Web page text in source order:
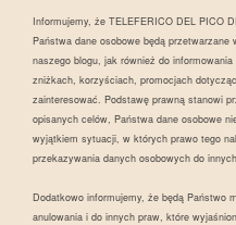
Informujemy, że TELEFERICO DEL PICO
Państwa dane osobowe będą
naszego blogu, jak również do
zniżkach, korzyściach, promocjach
zainteresować. Podstawę prawną stanowi
opisanych celów, Państwa dane osobowe
wyjątkiem sytuacji, w których prawo tego
przekazywania danych osobowych do
Dodatkowo informujemy, że będą Państwo
anulowania i do innych praw, które